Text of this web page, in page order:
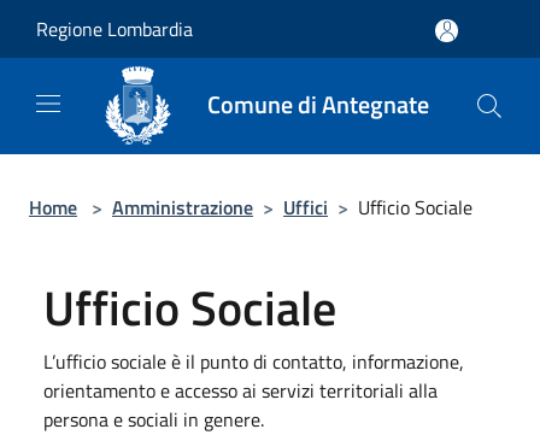
Regione Lombardia
Comune di Antegnate
Home > Amministrazione > Uffici > Ufficio Sociale
Ufficio Sociale
L’ufficio sociale è il punto di contatto, informazione,
orientamento e accesso ai servizi territoriali alla
persona e sociali in genere.